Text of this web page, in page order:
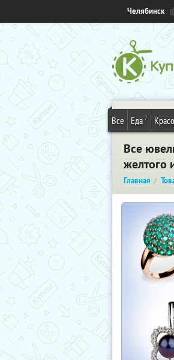
Челябинск
Все Еда 7
Все
желтого
Главная